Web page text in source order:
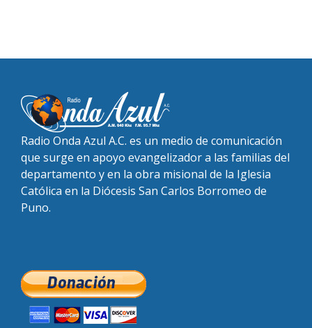
Radio Onda Azul A.C. es un medio de comunicación
que surge en apoyo evangelizador a las familias del
departamento y en la obra misional de la Iglesia
Católica en la Diócesis San Carlos Borromeo de
Puno.